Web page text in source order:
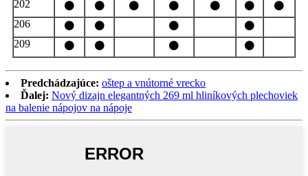
202 ⚫ ⚫ ⚫ ⚫ ⚫ ⚫
⚫
206
⚫ ⚫ ⚫
⚫
209
⚫ ⚫ ⚫ ⚫
Predchádzajúce: oštep a vnútorné vrecko
Ďalej: Nový dizajn elegantných 269 ml hliníkových plechoviek
na balenie nápojov na nápoje